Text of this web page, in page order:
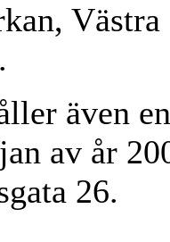
Västra
även
av år
26.